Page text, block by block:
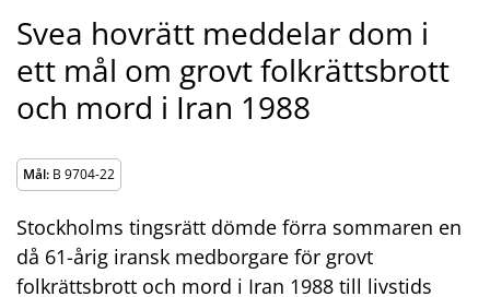
Svea hovrätt meddelar dom i
ett mål om grovt folkrättsbrott
och mord i Iran 1988
Mål: B 9704-22
Stockholms tingsrätt dömde förra sommaren en
då 61-årig iransk medborgare för grovt
folkrättsbrott och mord i Iran 1988 till livstids